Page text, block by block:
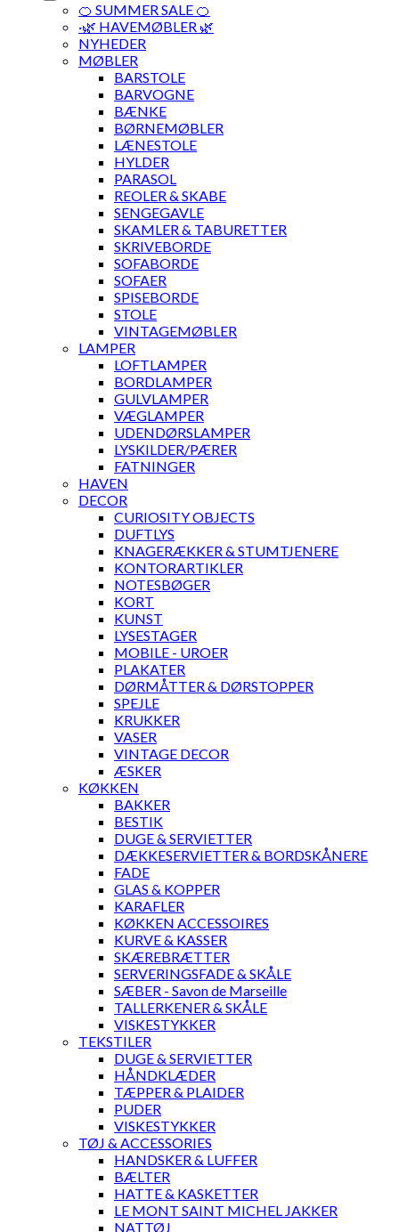
🍊 SUMMER SALE 🍊
·🌿 HAVEMØBLER 🌿
NYHEDER
MØBLER
BARSTOLE
BARVOGNE
BÆNKE
BØRNEMØBLER
LÆNESTOLE
HYLDER
PARASOL
REOLER & SKABE
SENGEGAVLE
SKAMLER & TABURETTER
SKRIVEBORDE
SOFABORDE
SOFAER
SPISEBORDE
STOLE
VINTAGEMØBLER
LAMPER
LOFTLAMPER
BORDLAMPER
GULVLAMPER
VÆGLAMPER
UDENDØRSLAMPER
LYSKILDER/PÆRER
FATNINGER
HAVEN
DECOR
CURIOSITY OBJECTS
DUFTLYS
KNAGERÆKKER & STUMTJENERE
KONTORARTIKLER
NOTESBØGER
KORT
KUNST
LYSESTAGER
MOBILE - UROER
PLAKATER
DØRMÅTTER & DØRSTOPPER
SPEJLE
KRUKKER
VASER
VINTAGE DECOR
ÆSKER
KØKKEN
BAKKER
BESTIK
DUGE & SERVIETTER
DÆKKESERVIETTER & BORDSKÅNERE
FADE
GLAS & KOPPER
KARAFLER
KØKKEN ACCESSOIRES
KURVE & KASSER
SKÆREBRÆTTER
SERVERINGSFADE & SKÅLE
SÆBER - Savon de Marseille
TALLERKENER & SKÅLE
VISKESTYKKER
TEKSTILER
DUGE & SERVIETTER
HÅNDKLÆDER
TÆPPER & PLAIDER
PUDER
VISKESTYKKER
TØJ & ACCESSORIES
HANDSKER & LUFFER
BÆLTER
HATTE & KASKETTER
LE MONT SAINT MICHEL JAKKER
NATTØJ